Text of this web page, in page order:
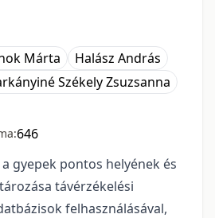
Márta
Halász András
Székely Zsuzsanna
646
gyepek pontos helyének és
távérzékelési
felhasználásával,